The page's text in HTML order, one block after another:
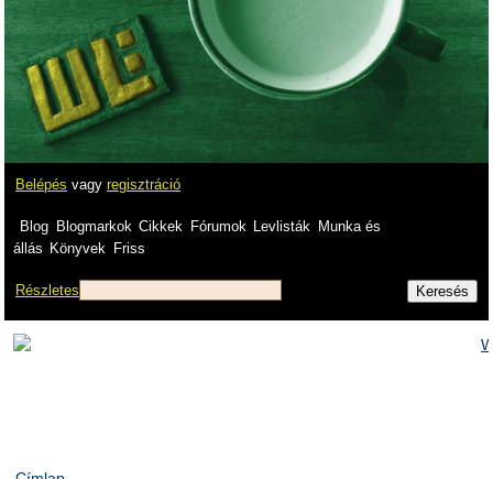
Belépés vagy regisztráció
Blog Blogmarkok Cikkek Fórumok Levlisták
Munka és
állás Könyvek Friss
Részletes